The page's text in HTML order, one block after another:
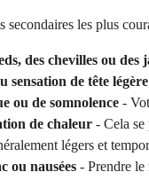
secondaires les plus
des chevilles ou des
sensation de tête légère
ou de somnolence -
de chaleur - Cela se
légers et
ou nausées - Prendre le